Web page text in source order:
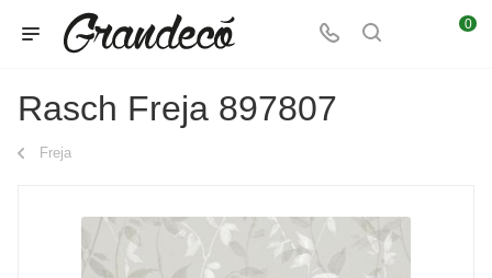
0
Rasch Freja 897807
Freja